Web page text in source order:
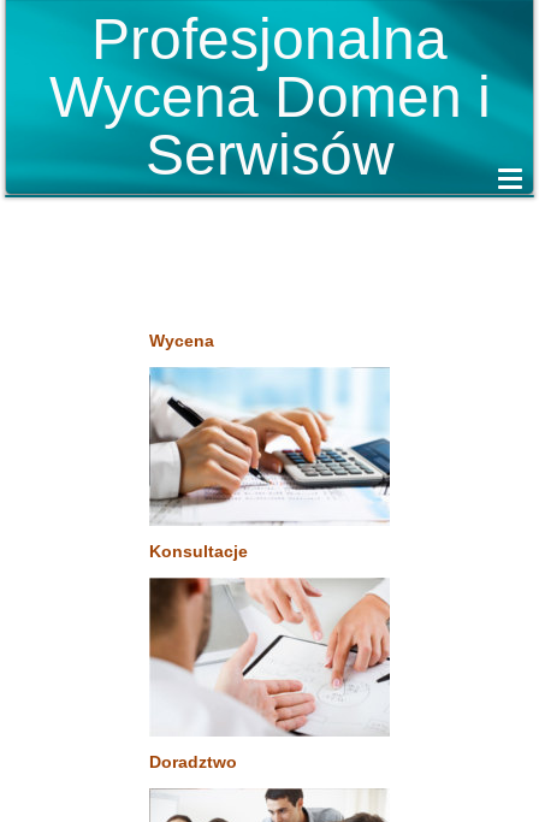
Profesjonalna
Wycena Domen i
Serwisów
Wycena
Konsultacje
Doradztwo